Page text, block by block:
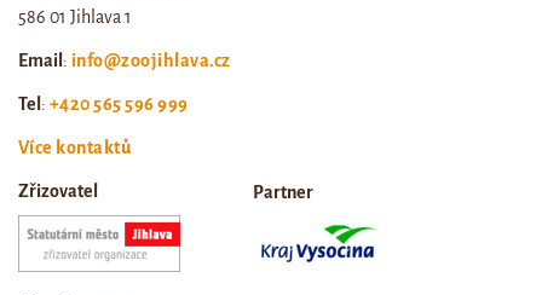
586 01 Jihlava 1
Email : info@zoojihlava.cz
Tel : +420 565 596 999
Více kontaktů
Zřizovatel Partner